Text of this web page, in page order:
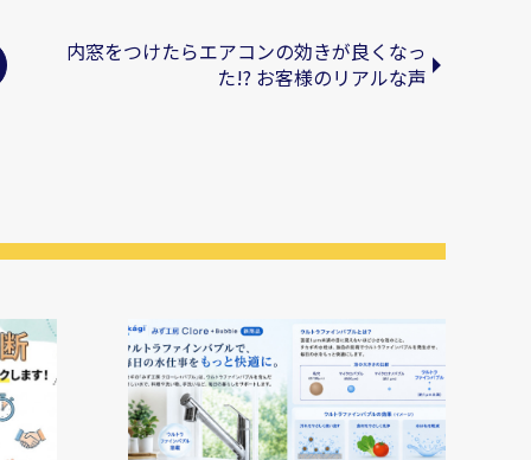
内窓をつけたらエアコンの効きが良くなっ
た!? お客様のリアルな声